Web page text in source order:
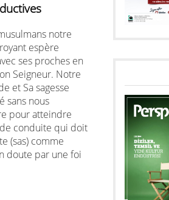
notre
espère
ses proches en
Seigneur. Notre
et Sa sagesse
sans nous
pour atteindre
conduite qui doit
(sas) comme
doute par une foi